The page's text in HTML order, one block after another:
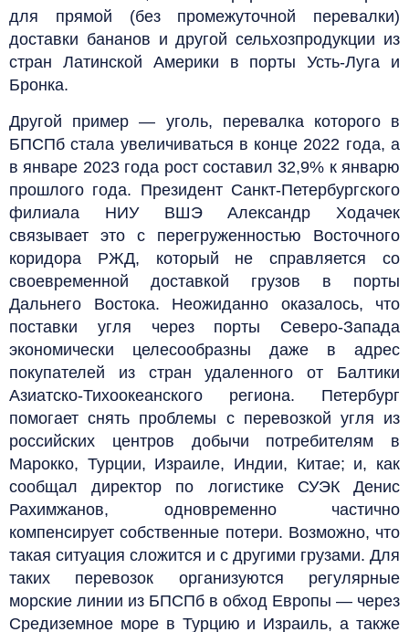
для прямой (без промежуточной перевалки)
доставки бананов и другой сельхозпродукции из
стран Латинской Америки в порты Усть-Луга и
Бронка.
Другой пример — уголь, перевалка которого в
БПСПб стала увеличиваться в конце 2022 года, а
в январе 2023 года рост составил 32,9% к январю
прошлого года. Президент Санкт-Петербургского
филиала НИУ ВШЭ Александр Ходачек
связывает это с перегруженностью Восточного
коридора РЖД, который не справляется со
своевременной доставкой грузов в порты
Дальнего Востока. Неожиданно оказалось, что
поставки угля через порты Северо-Запада
экономически целесообразны даже в адрес
покупателей из стран удаленного от Балтики
Азиатско-Тихоокеанского региона. Петербург
помогает снять проблемы с перевозкой угля из
российских центров добычи потребителям в
Марокко, Турции, Израиле, Индии, Китае; и, как
сообщал директор по логистике СУЭК Денис
Рахимжанов, одновременно частично
компенсирует собственные потери. Возможно, что
такая ситуация сложится и с другими грузами. Для
таких перевозок организуются регулярные
морские линии из БПСПб в обход Европы — через
Средиземное море в Турцию и Израиль, а также